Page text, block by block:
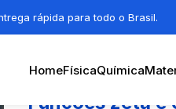
rápida para todo o Brasil.
HomeFísicaQuímica
Funções zeta